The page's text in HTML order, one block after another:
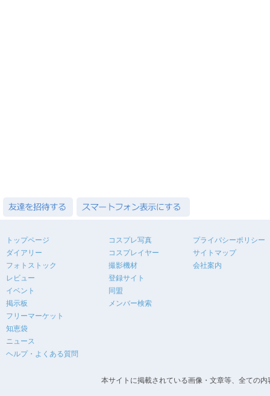
トップページ
ダイアリー
フォトストック
レビュー
イベント
掲示板
フリーマーケット
知恵袋
ニュース
ヘルプ・よくある質問
コスプレ写真
コスプレイヤー
撮影機材
登録サイト
同盟
メンバー検索
プライバシーポリシー
サイトマップ
会社案内
本サイトに掲載されている画像・文章等、全ての